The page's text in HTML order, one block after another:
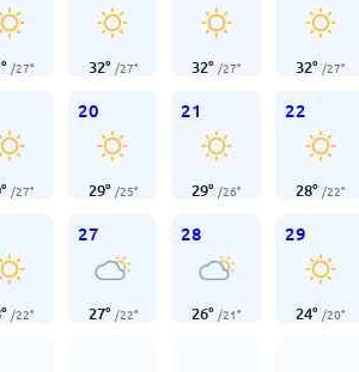
° /27° 32° /27° 32° /27° 32° /27°
° /27°
20
29° /25°
21
29° /26°
22
28° /22°
° /22°
27
27° /22°
28
26° /21°
29
24° /20°